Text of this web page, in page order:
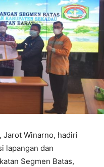
Jarot Winarno, hadiri
lapangan dan
Segmen Batas,